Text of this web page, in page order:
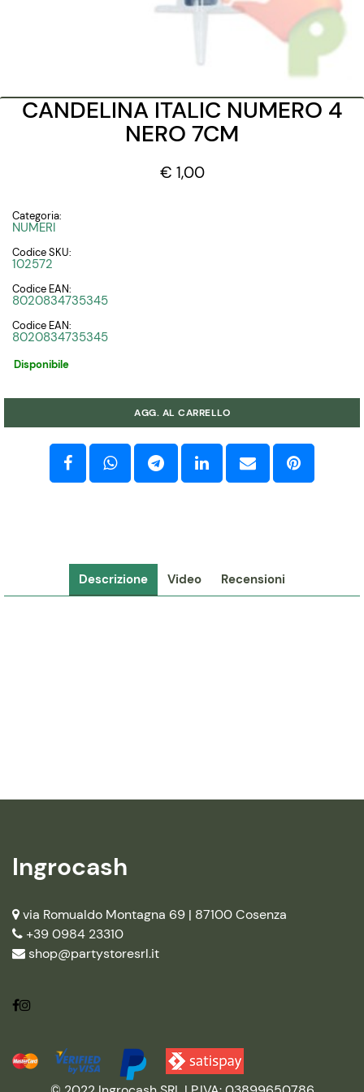
CANDELINA ITALIC NUMERO 4
NERO 7CM
€ 1,00
Categoria:
NUMERI
Codice SKU:
102572
Codice EAN:
8020834735345
Codice EAN:
8020834735345
Disponibile
AGG. AL CARRELLO
Descrizione Video Recensioni
Ingrocash
via Romualdo Montagna 69 | 87100 Cosenza
+39 0984 23310
shop@partystoresrl.it